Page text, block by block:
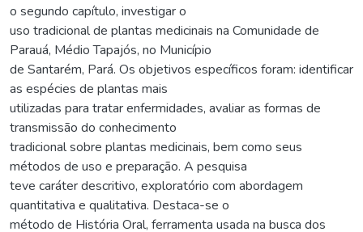
o segundo capítulo, investigar o
uso tradicional de plantas medicinais na Comunidade de
Parauá, Médio Tapajós, no Município
de Santarém, Pará. Os objetivos específicos foram: identificar
as espécies de plantas mais
utilizadas para tratar enfermidades, avaliar as formas de
transmissão do conhecimento
tradicional sobre plantas medicinais, bem como seus
métodos de uso e preparação. A pesquisa
teve caráter descritivo, exploratório com abordagem
quantitativa e qualitativa. Destaca-se o
método de História Oral, ferramenta usada na busca dos